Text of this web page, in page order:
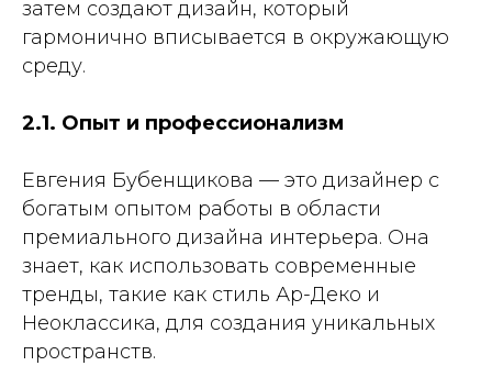
затем создают дизайн, который
гармонично вписывается в окружающую
среду.
2.1. Опыт и профессионализм
Евгения Бубенщикова — это дизайнер с
богатым опытом работы в области
премиального дизайна интерьера. Она
знает, как использовать современные
тренды, такие как стиль Ар-Деко и
Неоклассика, для создания уникальных
пространств.